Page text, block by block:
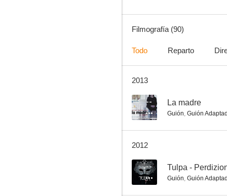
Filmografía (90)
Todo Reparto
2013
-- La madre
Guión, Guión
2012
-- Tulpa -
Guión, Guión